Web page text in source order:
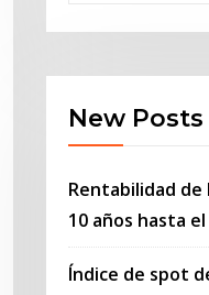
New Posts
Rentabilidad
10 años hasta
Índice de spot